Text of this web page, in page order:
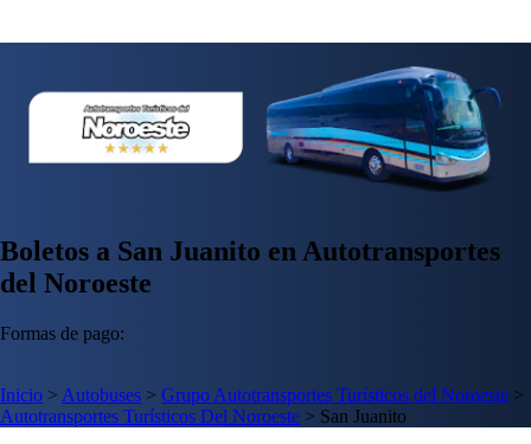
Boletos a San Juanito en Autotransportes
del Noroeste
Formas de pago:
Inicio > Autobuses > Grupo Autotransportes Turísticos del Noroeste >
Autotransportes Turísticos Del Noroeste > San Juanito